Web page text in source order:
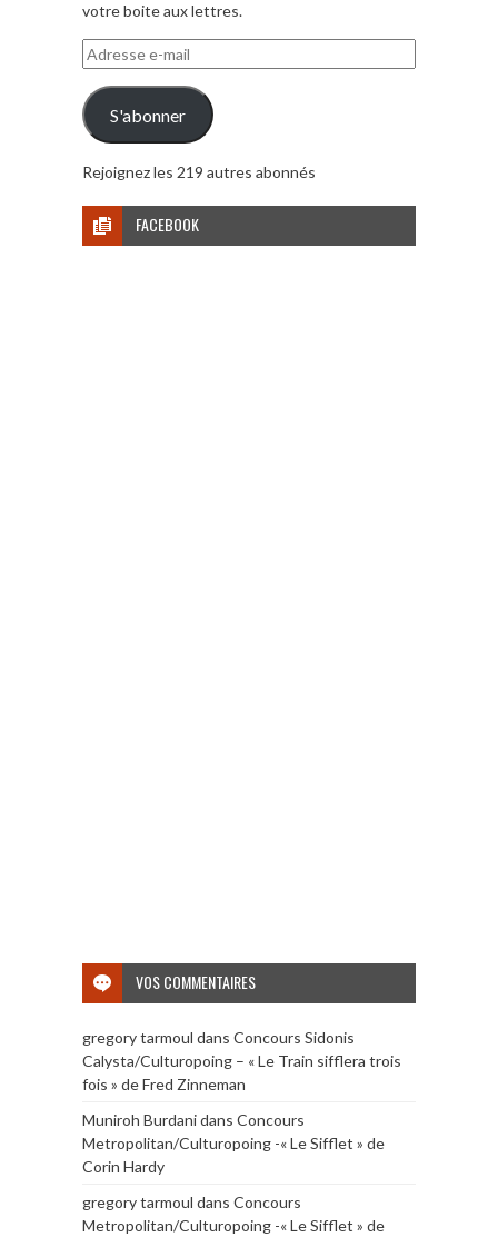
votre boite aux lettres.
Adresse
e-
mail
S'abonner
Rejoignez les 219 autres abonnés
FACEBOOK
VOS COMMENTAIRES
gregory tarmoul dans Concours Sidonis
Calysta/Culturopoing – « Le Train sifflera trois
fois » de Fred Zinneman
Muniroh Burdanidans Concours
Metropolitan/Culturopoing -« Le Sifflet » de
Corin Hardy
gregory tarmoul dans Concours
Metropolitan/Culturopoing -« Le Sifflet » de